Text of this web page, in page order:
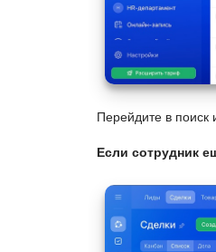
Перейдите в поиск
Если сотрудник